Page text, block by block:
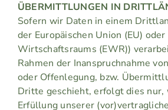
ÜBERMITTLUNGEN IN
Sofern wir Daten in einem
der Europäischen Union (EU)
Wirtschaftsraums (EWR))
Rahmen der Inanspruchnahme
oder Offenlegung, bzw.
Dritte geschieht, erfolgt dies nur,
Erfüllung unserer